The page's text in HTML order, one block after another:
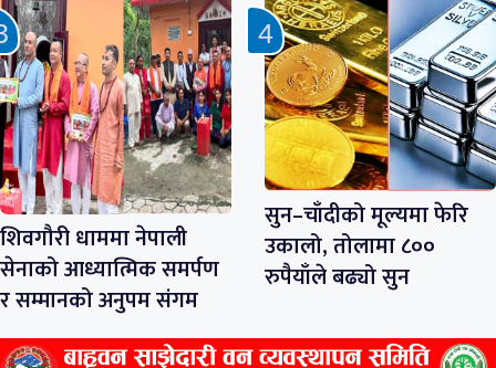
शिवगौरी धाममा नेपाली
सेनाको आध्यात्मिक समर्पण
र सम्मानको अनुपम संगम
सुन–चाँदीको मूल्यमा फेरि
उकालो, तोलामा ८००
रुपैयाँले बढ्यो सुन